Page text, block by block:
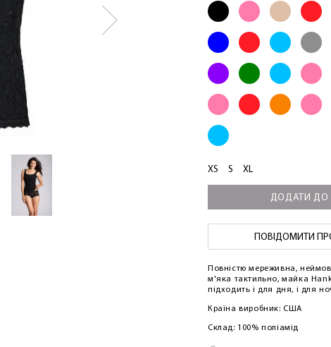
XS S XL
ДОДАТИ ДО
ПОВІДОМИТИ
Повністю мереживна,
м'яка тактильно, майка
підходить і для дня, і для
Країна виробник: США
Склад: 100% поліамід